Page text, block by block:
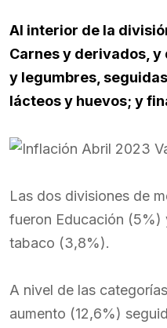
Al interior de la
Carnes y derivados,
y legumbres,
lácteos y huevos; y
Las dos divisiones de
fueron Educación (5%)
tabaco (3,8%).
A nivel de las
aumento (12,6%)